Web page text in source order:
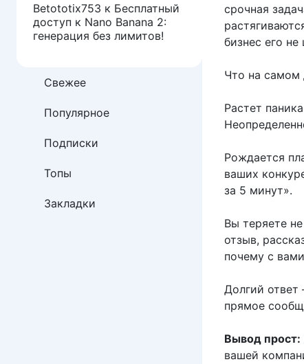
срочная
бизнес его не
Что на самом
Растет
Рождается
ваших
за 5 минут».
Вы теряете
отзыв,
почему с
Долгий ответ
прямое
Вывод прост:
вашей
Betototix753 к Бесплатный
доступ к Nano Banana 2:
генерация без лимитов!
Свежее
Популярное
Подписки
Топы
Закладки